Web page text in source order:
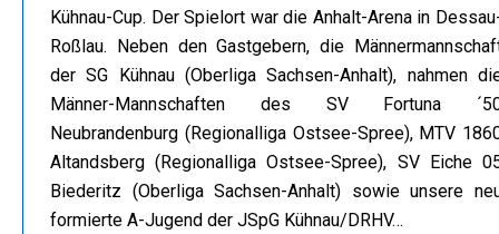
Kühnau-Cup. Der Spielort war die Anhalt-Arena in
Roßlau. Neben den Gastgebern, die
der SG Kühnau (Oberliga Sachsen-Anhalt), nahmen
Männer-Mannschaften des SV Fortuna
Neubrandenburg (Regionalliga Ostsee-Spree), MTV
Altandsberg (Regionalliga Ostsee-Spree), SV Eiche
Biederitz (Oberliga Sachsen-Anhalt) sowie unsere
formierte A-Jugend der JSpG Kühnau/DRHV…